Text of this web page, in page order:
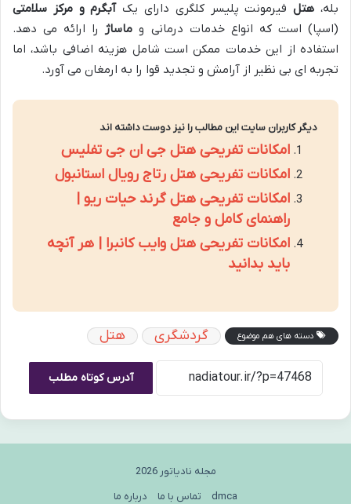
بله، هتلفیرمونت پلیسر کلگری دارای یکآبگرم و مرکز سلامتی
(اسپا) است که انواع خدمات درمانی و ماساژرا ارائه می دهد.
استفاده از این خدمات ممکن است شامل هزینه اضافی باشد، اما
تجربه ای بی نظیر از آرامش و تجدید قوا را به ارمغان می آورد.
دیگر کاربران سایت این مطالب را نیز دوست داشته اند
امکانات تفریحی هتل جی ان جی تفلیس
امکانات تفریحی هتل رتاج رویال استانبول
امکانات تفریحی هتل گرند حیات ریو |
راهنمای کامل و جامع
امکانات تفریحی هتل وایب کانبرا | هر آنچه
باید بدانید
دسته های هم موضوع گردشگری هتل
آدرس کوتاه مطلب
مجله نادیاتور 2026
dmca
تماس با ما درباره ما